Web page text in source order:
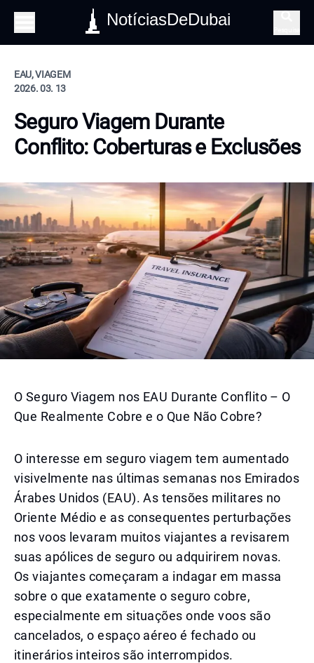
NotíciasDeDubai
EAU, VIAGEM
2026. 03. 13
Seguro Viagem Durante
Conflito: Coberturas e Exclusões
O Seguro Viagem nos EAU Durante Conflito – O
Que Realmente Cobre e o Que Não Cobre?
O interesse em seguro viagem tem aumentado
visivelmente nas últimas semanas nos Emirados
Árabes Unidos (EAU). As tensões militares no
Oriente Médio e as consequentes perturbações
nos voos levaram muitos viajantes a revisarem
suas apólices de seguro ou adquirirem novas.
Os viajantes começaram a indagar em massa
sobre o que exatamente o seguro cobre,
especialmente em situações onde voos são
cancelados, o espaço aéreo é fechado ou
itinerários inteiros são interrompidos.